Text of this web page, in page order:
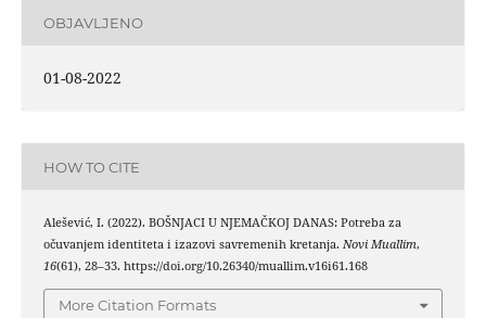
OBJAVLJENO
01-08-2022
HOW TO CITE
Alešević, I. (2022). BOŠNJACI U NJEMAČKOJ DANAS: Potreba za
očuvanjem identiteta i izazovi savremenih kretanja. Novi Muallim,
16(61), 28–33. https://doi.org/10.26340/muallim.v16i61.168
More Citation Formats